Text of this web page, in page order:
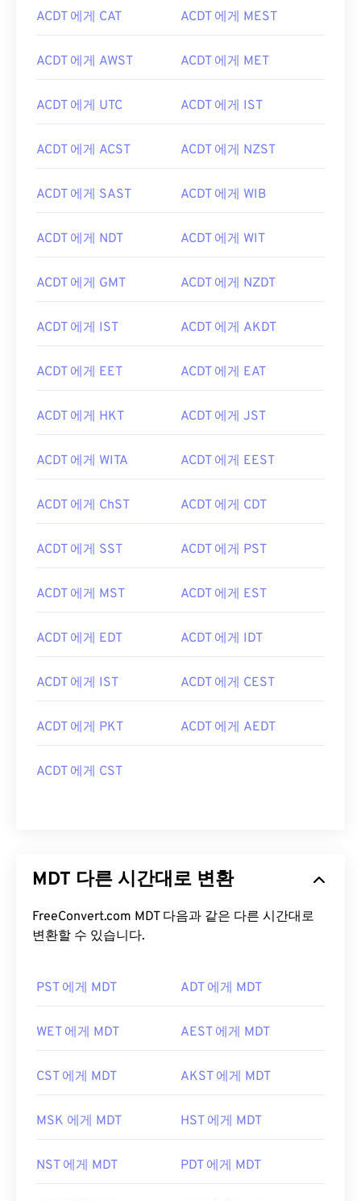
ACDT 에게 CAT ACDT 에게 MEST
ACDT 에게 AWST ACDT 에게 MET
ACDT 에게 UTC ACDT 에게 IST
ACDT 에게 ACST ACDT 에게 NZST
ACDT 에게 SAST ACDT 에게 WIB
ACDT 에게 NDT ACDT 에게 WIT
ACDT 에게 GMT ACDT 에게 NZDT
ACDT 에게 IST ACDT 에게 AKDT
ACDT 에게 EET ACDT 에게 EAT
ACDT 에게 HKT ACDT 에게 JST
ACDT 에게 WITA ACDT 에게 EEST
ACDT 에게 ChST ACDT 에게 CDT
ACDT 에게 SST ACDT 에게 PST
ACDT 에게 MST ACDT 에게 EST
ACDT 에게 EDT ACDT 에게 IDT
ACDT 에게 IST ACDT 에게 CEST
ACDT 에게 PKT ACDT 에게 AEDT
ACDT 에게 CST
MDT 다른 시간대로 변환
FreeConvert.com MDT 다음과 같은 다른 시간대로
변환할 수 있습니다.
PST 에게 MDT ADT 에게 MDT
WET 에게 MDT AEST 에게 MDT
CST 에게 MDT AKST 에게 MDT
MSK 에게 MDT HST 에게 MDT
NST 에게 MDT PDT 에게 MDT